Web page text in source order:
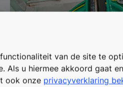
van de site te
Als u hiermee akkoord gaat
ook onze privacyverklaring